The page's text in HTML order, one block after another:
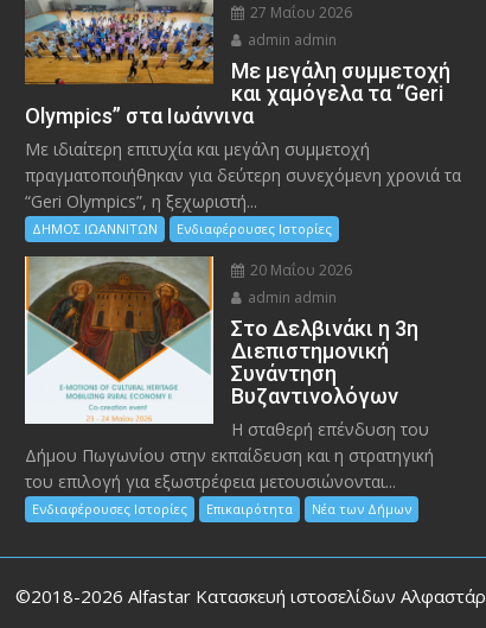
27 Μαΐου 2026
admin admin
Με μεγάλη συμμετοχή
και χαμόγελα τα “Geri
Olympics” στα Ιωάννινα
Με ιδιαίτερη επιτυχία και μεγάλη συμμετοχή
πραγματοποιήθηκαν για δεύτερη συνεχόμενη χρονιά τα
“Geri Olympics”, η ξεχωριστή...
ΔΗΜΟΣ ΙΩΑΝΝΙΤΩΝ Ενδιαφέρουσες Ιστορίες
20 Μαΐου 2026
admin admin
Στο Δελβινάκι η 3η
Διεπιστημονική
Συνάντηση
Βυζαντινολόγων
Η σταθερή επένδυση του
Δήμου Πωγωνίου στην εκπαίδευση και η στρατηγική
του επιλογή για εξωστρέφεια μετουσιώνονται...
Ενδιαφέρουσες Ιστορίες Επικαιρότητα Νέα των Δήμων
©2018-2026 Alfastar Κατασκευή ιστοσελίδων Αλφαστάρ